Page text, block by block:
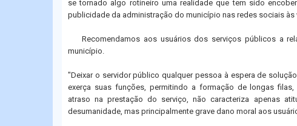
se tornado algo rotineiro uma realidade que tem sido
publicidade da administração do município nas redes sociais às
Recomendamos aos usuários dos serviços públicos a
município.
"Deixar o servidor público qualquer pessoa à espera de
exerça suas funções, permitindo a formação de longas
atraso na prestação do serviço, não caracteriza apenas
desumanidade, mas principalmente grave dano moral aos